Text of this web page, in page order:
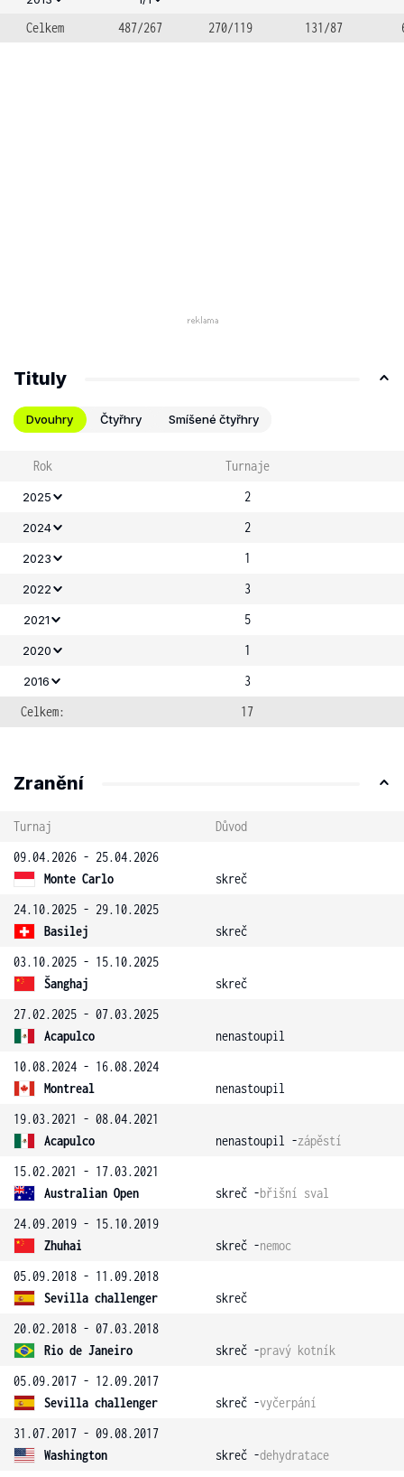
Celkem
487/267 270/119 131/87
Tituly
Dvouhry Čtyřhry Smíšené čtyřhry
Rok Turnaje
2025 2
2024 2
2023 1
2022 3
2021 5
2020 1
2016
3
Celkem:
17
Zranění
Turnaj
Důvod
09.04.2026 - 25.04.2026
Monte Carlo
skreč
24.10.2025 - 29.10.2025
Basilej
skreč
03.10.2025 - 15.10.2025
Šanghaj
skreč
27.02.2025 - 07.03.2025
Acapulco
nenastoupil
10.08.2024 - 16.08.2024
Montreal
nenastoupil
19.03.2021 - 08.04.2021
Acapulco
nenastoupil -zápěstí
15.02.2021 - 17.03.2021
Australian Open
skreč -břišní sval
24.09.2019 - 15.10.2019
Zhuhai
skreč -nemoc
05.09.2018 - 11.09.2018
Sevilla challenger
skreč
20.02.2018 - 07.03.2018
Rio de Janeiro
skreč -pravý kotník
05.09.2017 - 12.09.2017
Sevilla challenger
skreč -vyčerpání
31.07.2017 - 09.08.2017
Washington
skreč -dehydratace